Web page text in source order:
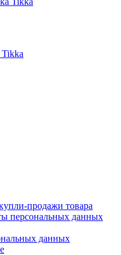
продажи товара
персональных данных
данных